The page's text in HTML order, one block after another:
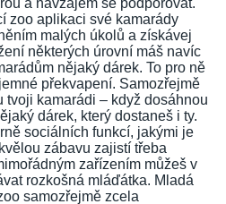
zoo aplikaci své kamarády
malých úkolů a získávej
některých úrovní máš navíc
nějaký dárek. To pro ně
překvapení. Samozřejmě
tvoji kamarádi – když dosáhnou
dárek, který dostaneš i ty.
sociálních funkcí, jakými je
zábavu zajistí třeba
zařízením můžeš v
rozkošná mláďátka. Mladá
samozřejmě zcela